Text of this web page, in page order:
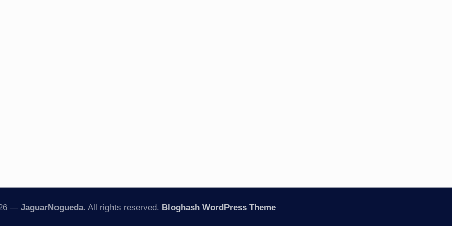
— JaguarNogueda. All rights reserved. Bloghash WordPress Theme